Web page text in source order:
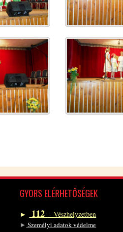
GYORS EL­ÉR­HE­TŐ­SÉ­GEK
► 112 - Vész­hely­zet­ben
► Sze­mé­lyi ada­tok vé­del­me